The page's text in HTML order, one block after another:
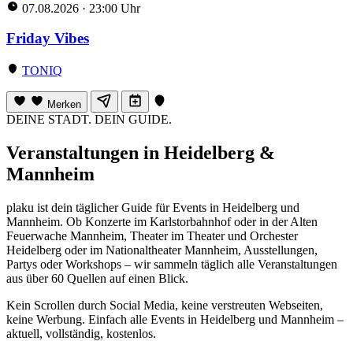
07.08.2026 · 23:00 Uhr
Friday Vibes
TONIQ
Merken
DEINE STADT. DEIN GUIDE.
Veranstaltungen in Heidelberg &
Mannheim
plaku ist dein täglicher Guide für Events in Heidelberg und
Mannheim. Ob Konzerte im Karlstorbahnhof oder in der Alten
Feuerwache Mannheim, Theater im Theater und Orchester
Heidelberg oder im Nationaltheater Mannheim, Ausstellungen,
Partys oder Workshops – wir sammeln täglich alle Veranstaltungen
aus über 60 Quellen auf einen Blick.
Kein Scrollen durch Social Media, keine verstreuten Webseiten,
keine Werbung. Einfach alle Events in Heidelberg und Mannheim –
aktuell, vollständig, kostenlos.